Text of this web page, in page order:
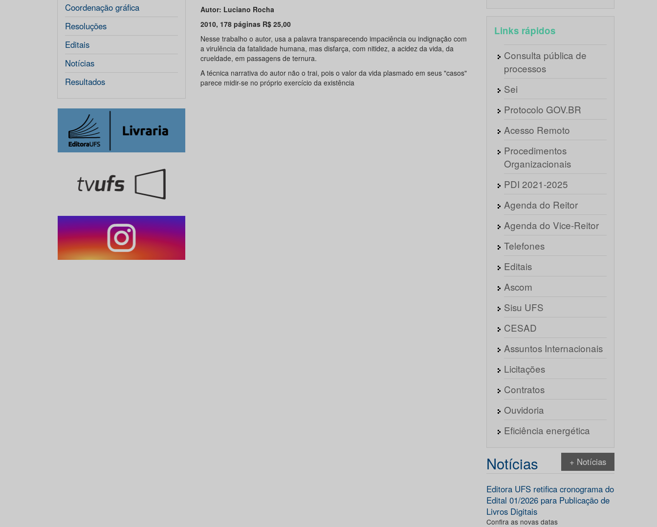
Coordenação gráfica
Resoluções
Editais
Notícias
Resultados
Autor: Luciano Rocha
2010, 178 páginas R$ 25,00
Nesse trabalho o autor, usa a palavra transparecendo impaciência ou indignação com
a virulência da fatalidade humana, mas disfarça, com nitidez, a acidez da vida, da
crueldade, em passagens de ternura.
A técnica narrativa do autor não o trai, pois o valor da vida plasmado em seus "casos"
parece midir-se no próprio exercício da existência
Links rápidos
Consulta pública de
processos
Sei
Protocolo GOV.BR
Acesso Remoto
Procedimentos
Organizacionais
PDI 2021-2025
Agenda do Reitor
Agenda do Vice-Reitor
Telefones
Editais
Ascom
Sisu UFS
CESAD
Assuntos Internacionais
Licitações
Contratos
Ouvidoria
Eficiência energética
Notícias + Notícias
Editora UFS retifica cronograma do
Edital 01/2026 para Publicação de
Livros Digitais
Confira as novas datas